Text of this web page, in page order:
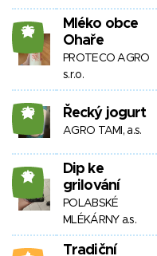
26
Mléko obce
Ohaře
PROTECO AGRO
s.r.o.
23 Řecký jogurt
AGRO TAMI, a.s.
19
Dip ke
grilování
POLABSKÉ
MLÉKÁRNY a.s.
Tradiční